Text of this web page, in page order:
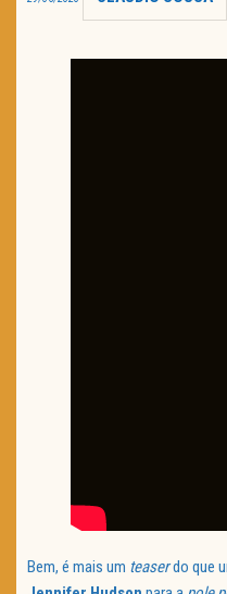
Bem, é mais um teaserdo que